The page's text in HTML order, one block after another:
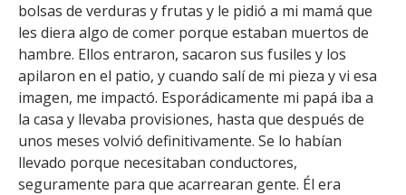
bolsas de verduras y frutas y le pidió a mi mamá que
les diera algo de comer porque estaban muertos de
hambre. Ellos entraron, sacaron sus fusiles y los
apilaron en el patio, y cuando salí de mi pieza y vi esa
imagen, me impactó. Esporádicamente mi papá iba a
la casa y llevaba provisiones, hasta que después de
unos meses volvió definitivamente. Se lo habían
llevado porque necesitaban conductores,
seguramente para que acarrearan gente. Él era